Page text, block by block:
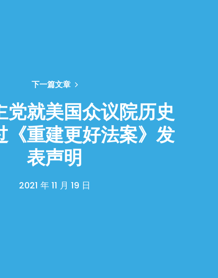
下一篇文章
党就美国众议院历史
《重建更好法案》发
表声明
2021 年 11 月 19 日